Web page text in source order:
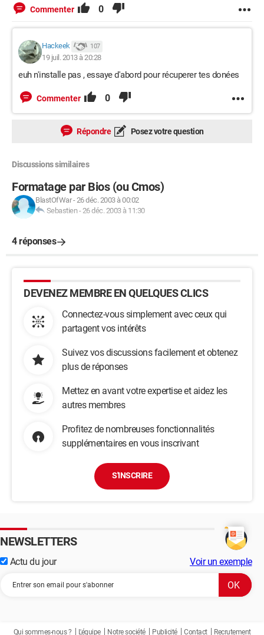
Commenter 0
Hackeek 107
19 juil. 2013 à 20:28
euh n'installe pas , essaye d'abord pour récuperer tes donées
Commenter 0
Répondre Posez votre question
Discussions similaires
Formatage par Bios (ou Cmos)
BlastOfWar-26 déc. 2003 à 00:02
Sebastien-26 déc. 2003 à 11:30
4 réponses
DEVENEZ MEMBRE EN QUELQUES CLICS
Connectez-vous simplement avec ceux qui
partagent vos intérêts
Suivez vos discussions facilement et obtenez
plus de réponses
Mettez en avant votre expertise et aidez les
autres membres
Profitez de nombreuses fonctionnalités
supplémentaires en vous inscrivant
S'INSCRIRE
NEWSLETTERS
Actu du jour Voir un exemple
Qui sommes-nous ? L'équipe Notre société Publicité Contact Recrutement